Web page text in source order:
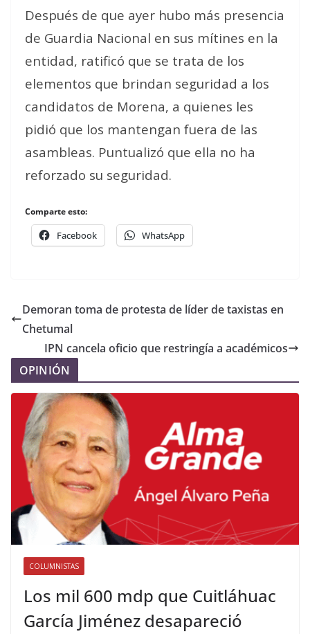
Después de que ayer hubo más presencia
de Guardia Nacional en sus mítines en la
entidad, ratificó que se trata de los
elementos que brindan seguridad a los
candidatos de Morena, a quienes les
pidió que los mantengan fuera de las
asambleas. Puntualizó que ella no ha
reforzado su seguridad.
Comparte esto:
Facebook WhatsApp
Demoran toma de protesta de líder de taxistas en
Chetumal
IPN cancela oficio que restringía a académicos
OPINIÓN
COLUMNISTAS
Los mil 600 mdp que Cuitláhuac
García Jiménez desapareció